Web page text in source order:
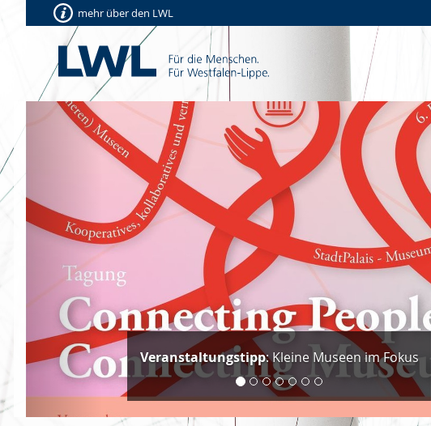
mehr über den LWL
Veranstaltungstipp: Kleine Museen im Fokus
Vorherige